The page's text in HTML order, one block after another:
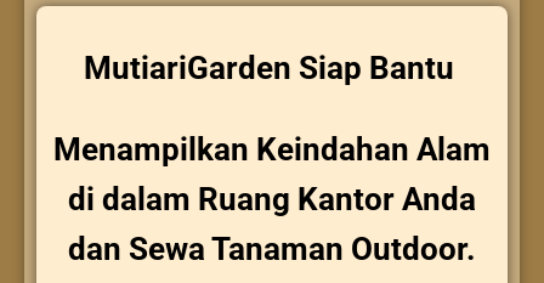
MutiariGarden Siap Bantu
Menampilkan Keindahan Alam
di dalam Ruang Kantor Anda
dan Sewa Tanaman Outdoor.